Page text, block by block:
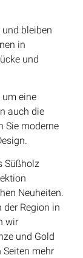
bleiben
in
und
eine
auch die
Sie moderne
Süßholz
Neuheiten.
der Region in
wir
und Gold
Seiten mehr